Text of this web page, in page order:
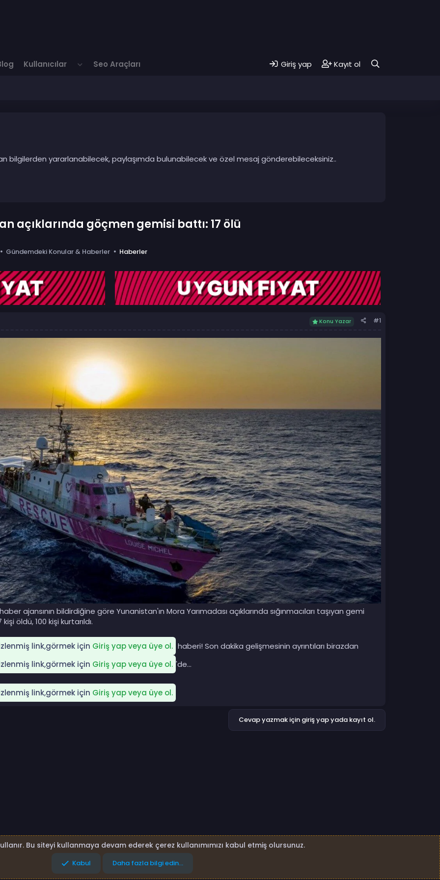
Kullanıcılar Seo Araçları Giriş yap Kayıt ol
bilgilerden yararlanabilecek, paylaşımda bulunabilecek ve özel mesaj gönderebileceksiniz..
açıklarında göçmen gemisi battı: 17 ölü
Gündemdeki Konular & Haberler Haberler
Konu Yazar #1
haber ajansının bildirdiğine göre Yunanistan'ın Mora Yarımadası açıklarında sığınmacıları taşıyan gemi
öldü, 100 kişi kurtarıldı.
link,görmek için Giriş yap veya üye ol. haberi! Son dakika gelişmesinin ayrıntıları birazdan
link,görmek için Giriş yap veya üye ol. 'de...
link,görmek için Giriş yap veya üye ol.
Cevap yazmak için giriş yap yada kayıt ol.
Gizlilik politikası
Bu siteyi kullanmaya devam ederek çerez kullanımımızı kabul etmiş olursunuz.
Kabul Daha fazla bilgi edin…